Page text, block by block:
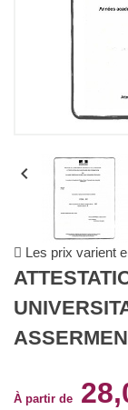

Les prix varient
À partir de